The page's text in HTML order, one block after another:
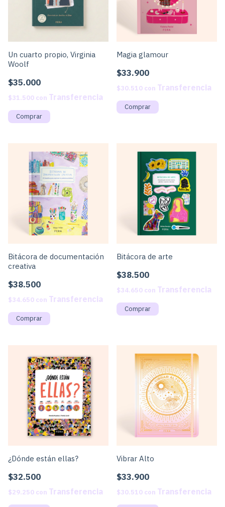
Un cuarto propio, Virginia
Woolf
$35.000
$31.500 con
Magia glamour
$33.900
$30.510 con
Bitácora de documentación
creativa
$38.500
$34.650 con
Bitácora de arte
$38.500
$34.650 con
¿Dónde están ellas?
$32.500
$29.250 con
Vibrar Alto
$33.900
$30.510 con